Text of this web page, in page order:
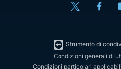
Strumento di
Condizioni generali di
Condizioni particolari